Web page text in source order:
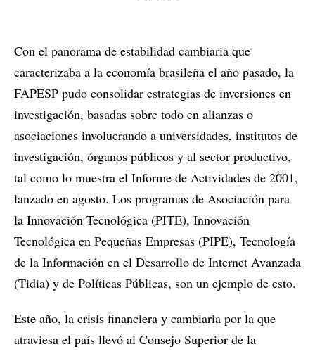
Con el panorama de estabilidad cambiaria que
caracterizaba a la economía brasileña el año pasado, la
FAPESP pudo consolidar estrategias de inversiones en
investigación, basadas sobre todo en alianzas o
asociaciones involucrando a universidades, institutos de
investigación, órganos públicos y al sector productivo,
tal como lo muestra el Informe de Actividades de 2001,
lanzado en agosto. Los programas de Asociación para
la Innovación Tecnológica (PITE), Innovación
Tecnológica en Pequeñas Empresas (PIPE), Tecnología
de la Información en el Desarrollo de Internet Avanzada
(Tidia) y de Políticas Públicas, son un ejemplo de esto.
Este año, la crisis financiera y cambiaria por la que
atraviesa el país llevó al Consejo Superior de la